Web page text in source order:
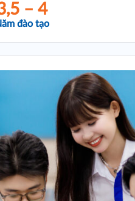
– 4
đào tạo